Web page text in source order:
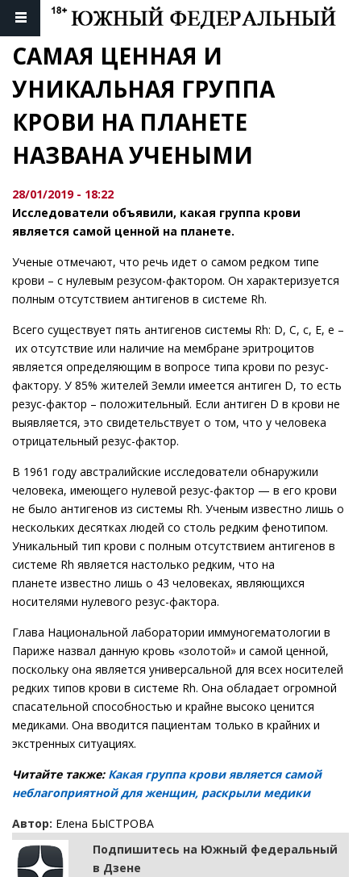
САМАЯ ЦЕННАЯ И
УНИКАЛЬНАЯ ГРУППА
КРОВИ НА ПЛАНЕТЕ
НАЗВАНА УЧЕНЫМИ
28/01/2019 - 18:22
Исследователи объявили, какая группа крови
является самой ценной на планете.
Ученые отмечают, что речь идет о самом редком типе
крови – с нулевым резусом-фактором. Он характеризуется
полным отсутствием антигенов в системе Rh.
Всего существует пять антигенов системы Rh: D, C, c, E, e –
их отсутствие или наличие на мембране эритроцитов
является определяющим в вопросе типа крови по резус-
фактору. У 85% жителей Земли имеется антиген D, то есть
резус-фактор – положительный. Если антиген D в крови не
выявляется, это свидетельствует о том, что у человека
отрицательный резус-фактор.
В 1961 году австралийские исследователи обнаружили
человека, имеющего нулевой резус-фактор — в его крови
не было антигенов из системы Rh. Ученым известно лишь о
нескольких десятках людей со столь редким фенотипом.
Уникальный тип крови с полным отсутствием антигенов в
системе Rh является настолько редким, что на
планете известно лишь о 43 человеках, являющихся
носителями нулевого резус-фактора.
Глава Национальной лаборатории иммуногематологии в
Париже назвал данную кровь «золотой» и самой ценной,
поскольку она является универсальной для всех носителей
редких типов крови в системе Rh. Она обладает огромной
спасательной способностью и крайне высоко ценится
медиками. Она вводится пациентам только в крайних и
экстренных ситуациях.
Читайте также: Какая группа крови является самой
неблагоприятной для женщин, раскрыли медики
Автор: Елена БЫСТРОВА
Подпишитесь на Южный федеральный
в Дзене